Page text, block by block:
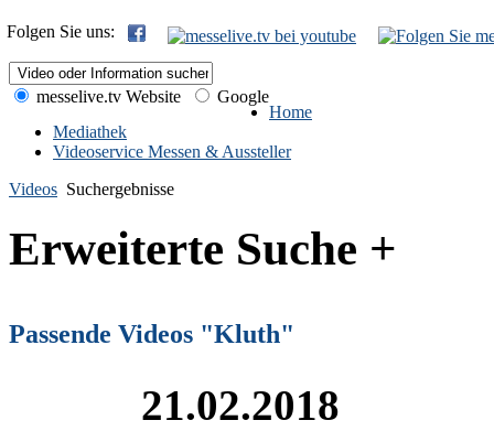
Folgen Sie uns:
messelive.tv Website
Google
Home
Mediathek
Videoservice Messen & Aussteller
Videos Suchergebnisse
Erweiterte Suche +
Passende Videos "Kluth"
21.02.2018